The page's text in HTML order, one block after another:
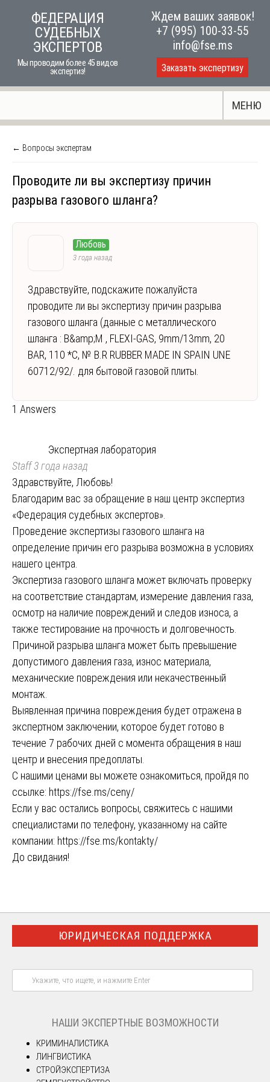
ФЕДЕРАЦИЯ
СУДЕБНЫХ
ЭКСПЕРТОВ
Мы проводим более 45 видов
экспертиз!
Ждем ваших заявок!
+7 (995) 100-33-55
info@fse.ms
Заказать экспертизу
МЕНЮ
← Вопросы экспертам
Проводите ли вы экспертизу причин
разрыва газового шланга?
Любовь
3 года назад
Здравствуйте, подскажите пожалуйста
проводите ли вы экспертизу причин разрыва
газового шланга (данные с металлического
шланга : B&amp;M , FLEXI-GAS, 9mm/13mm, 20
BAR, 110 *C, № B.R RUBBER MADE IN SPAIN UNE
60712/92/. для бытовой газовой плиты.
1 Answers
Экспертная лаборатория
Staff3 года назад
Здравствуйте, Любовь!
Благодарим вас за обращение в наш центр экспертиз
«Федерация судебных экспертов».
Проведение экспертизы газового шланга на
определение причин его разрыва возможна в условиях
нашего центра.
Экспертиза газового шланга может включать проверку
на соответствие стандартам, измерение давления газа,
осмотр на наличие повреждений и следов износа, а
также тестирование на прочность и долговечность.
Причиной разрыва шланга может быть превышение
допустимого давления газа, износ материала,
механические повреждения или некачественный
монтаж.
Выявленная причина повреждения будет отражена в
экспертном заключении, которое будет готово в
течение 7 рабочих дней с момента обращения в наш
центр и внесения предоплаты.
С нашими ценами вы можете ознакомиться, пройдя по
ссылке: https://fse.ms/ceny/
Если у вас остались вопросы, свяжитесь с нашими
специалистами по телефону, указанному на сайте
компании: https://fse.ms/kontakty/
До свидания!
ЮРИДИЧЕСКАЯ ПОДДЕРЖКА
НАШИ ЭКСПЕРТНЫЕ ВОЗМОЖНОСТИ
КРИМИНАЛИСТИКА
ЛИНГВИСТИКА
СТРОЙЭКСПЕРТИЗА